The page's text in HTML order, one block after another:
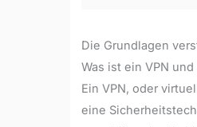
Die Grundlagen
Was ist ein VPN
Ein VPN, oder
eine